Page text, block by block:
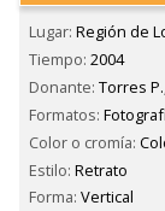
Lugar: Región de
Tiempo: 2004
Donante: Torres
Formatos:
Color o cromía:
Estilo: Retrato
Forma: Vertical